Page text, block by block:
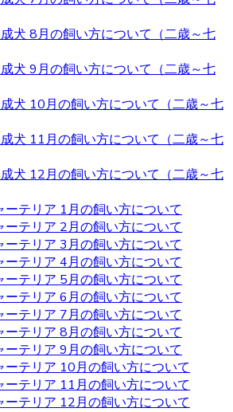
際にはあらかじめご予約をとってい
願いいたします。ご検討の際にはお
ださい。
物覚えが早くしつけやすいと言われ
頑固さを持ちあわせるので、しっか
ださい。 飼い主がリーダーだという
従関係を構築したうえで信頼関係を
自分のテリトリーをしっかりと守ろ
しても適しています。吠え癖を持っ
けで矯正できるので心配はいりませ
ャーテリアについてお悩みの際は、
い。
名なヨークシャーテリアはヨークや
で広く親しまれています。 非常に細
シングルコートであり抜け毛が少な
す。垂れ下がるほど長い被毛が挙げ
よって雰囲気が違ってきます。被毛
ラッピングという、長い被毛をひと
犬 8月の飼い方について（二歳～七
犬 9月の飼い方について（二歳～七
犬 10月の飼い方について（二歳～七
犬 11月の飼い方について（二歳～七
犬 12月の飼い方について（二歳～七
テリア 1月の飼い方について
テリア 2月の飼い方について
テリア 3月の飼い方について
テリア 4月の飼い方について
テリア 5月の飼い方について
テリア 6月の飼い方について
テリア 7月の飼い方について
テリア 8月の飼い方について
テリア 9月の飼い方について
テリア 10月の飼い方について
テリア 11月の飼い方について
テリア 12月の飼い方について